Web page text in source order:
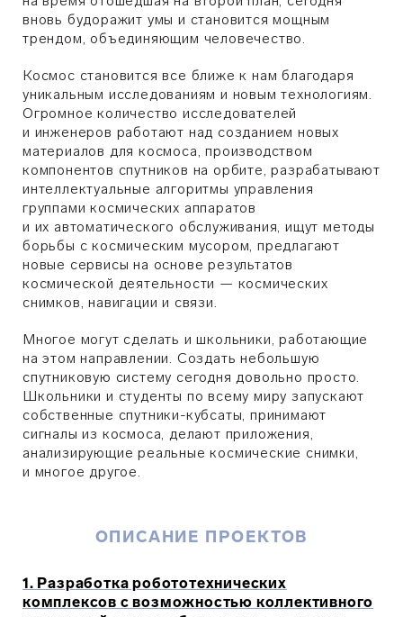
вновь будоражит умы и становится мощным
трендом, объединяющим человечество.
Космос становится все ближе к нам благодаря
уникальным исследованиям и новым технологиям.
Огромное количество исследователей
и инженеров работают над созданием новых
материалов для космоса, производством
компонентов спутников на орбите, разрабатывают
интеллектуальные алгоритмы управления
группами космических аппаратов
и их автоматического обслуживания, ищут методы
борьбы с космическим мусором, предлагают
новые сервисы на основе результатов
космической деятельности — космических
снимков, навигации и связи.
Многое могут сделать и школьники, работающие
на этом направлении. Создать небольшую
спутниковую систему сегодня довольно просто.
Школьники и студенты по всему миру запускают
собственные спутники-кубсаты, принимают
сигналы из космоса, делают приложения,
анализирующие реальные космические снимки,
и многое другое.
ОПИСАНИЕ ПРОЕКТОВ
1. Разработка робототехнических
комплексов с возможностью коллективного